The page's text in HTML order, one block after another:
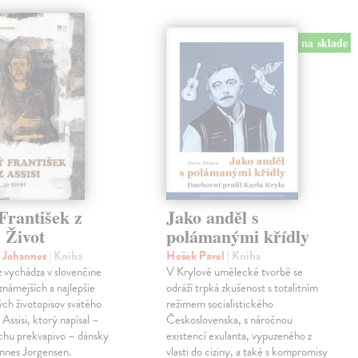
z
Život
| Kniha
vychádza v slovenčine
a najlepšie
životopisov svätého
ktorý napísal –
prekvapivo – dánsky
Jorgensen.
na sklade
Jako anděl s
polámanými křídly
Hošek Pavel | Kniha
V Krylově umělecké tvorbě se
odráží trpká zkušenost s totalitním
režimem socialistického
Československa, s náročnou
existencí exulanta, vypuzeného z
vlasti do ciziny, a také s kompromisy